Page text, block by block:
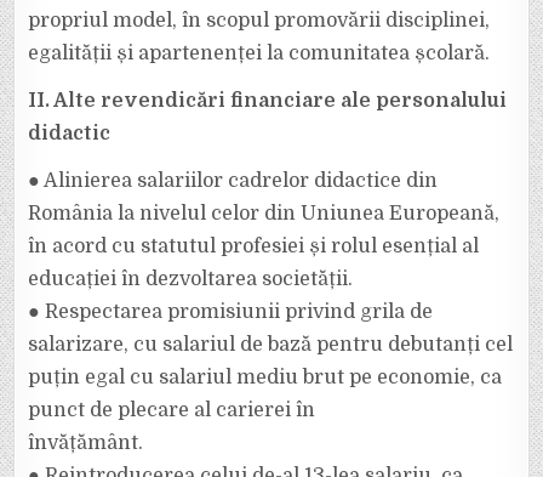
propriul model, în scopul promovării disciplinei,
egalității și apartenenței la comunitatea școlară.
II. Alte revendicări financiare ale personalului
didactic
● Alinierea salariilor cadrelor didactice din
România la nivelul celor din Uniunea Europeană,
în acord cu statutul profesiei și rolul esențial al
educației în dezvoltarea societății.
● Respectarea promisiunii privind grila de
salarizare, cu salariul de bază pentru debutanți cel
puțin egal cu salariul mediu brut pe economie, ca
punct de plecare al carierei în
învățământ.